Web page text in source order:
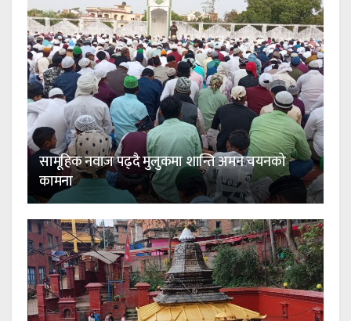
सामूहिक नवाज पढ्दै मुलुकमा शान्ति अमन चयनको
कामना